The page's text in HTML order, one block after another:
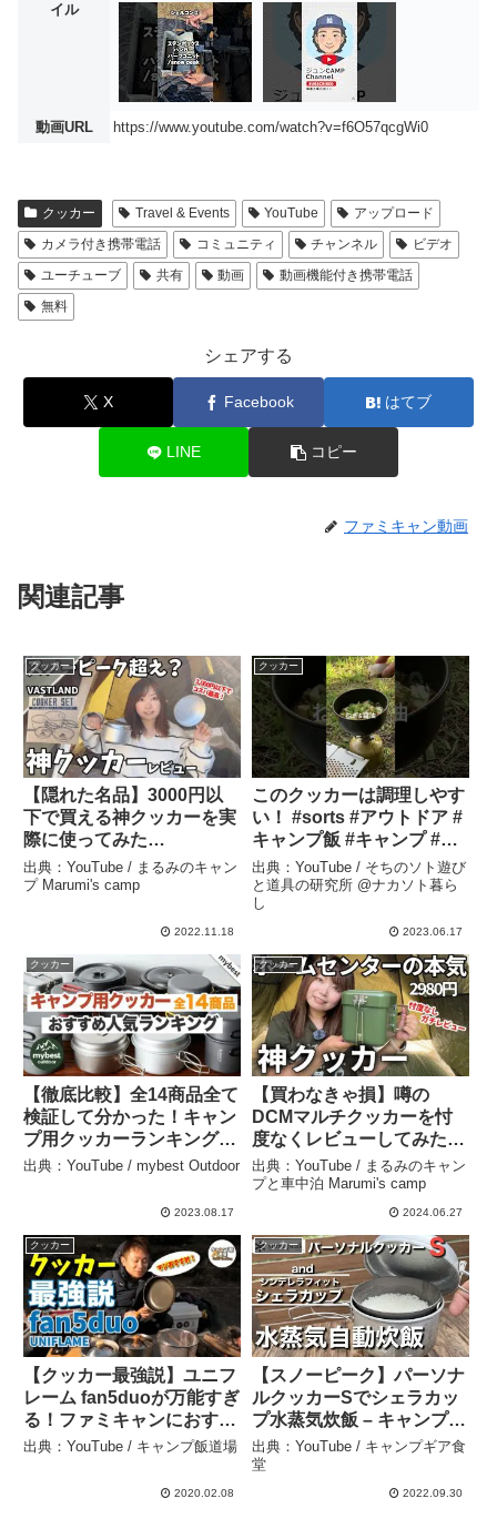
イル
動画URL https://www.youtube.com/watch?v=f6O57qcgWi0
クッカー Travel & Events YouTube
アップロード
カメラ付き携帯電話
コミュニティ チャンネル
ビデオ
ユーチューブ
共有 動画
動画機能付き携帯電話
無料
シェアする
X Facebook はてブ
LINE コピー
ファミキャン動画
関連記事
クッカー
【隠れた名品】3000円以
下で買える神クッカーを実
際に使ってみた
【VASTLANDアルミクッ
カー】 – まるみのキャンプ
出典：YouTube / まるみのキャン
プ Marumi's camp
2022.11.18
クッカー
このクッカーは調理しやす
い！ #sorts #アウトドア #
キャンプ飯 #キャンプ #ス
ノーピーク #トランギア
#ソラキャンプ #デュオキ
ャンプ #food #ツンドラ
ミニ3 – そちのソト遊びと
道具の研究所 @ナカソト
暮らし
出典：YouTube / そちのソト遊び
と道具の研究所 @ナカソト暮ら
し
2023.06.17
クッカー
【徹底比較】全14商品全て
検証して分かった！キャン
プ用クッカーランキング –
mybest Outdoor
出典：YouTube / mybest Outdoor
2023.08.17
クッカー
【買わなきゃ損】噂の
DCMマルチクッカーを忖
度なくレビューしてみた –
まるみのキャンプと車中泊
Marumi’s camp
出典：YouTube / まるみのキャン
プと車中泊 Marumi's camp
2024.06.27
クッカー
【クッカー最強説】ユニフ
レーム fan5duoが万能すぎ
る！ファミキャンにおすす
め – キャンプ飯道場
出典：YouTube / キャンプ飯道場
2020.02.08
クッカー
【スノーピーク】パーソナ
ルクッカーSでシェラカッ
プ水蒸気炊飯 – キャンプギ
ア食堂
出典：YouTube / キャンプギア食
堂
2022.09.30